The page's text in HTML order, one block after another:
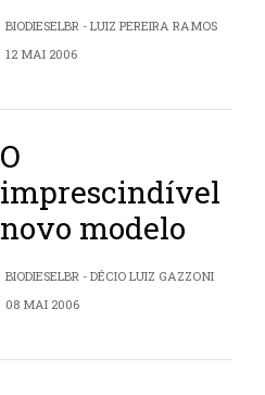
BIODIESELBR - LUIZ PEREIRA RAMOS
12 MAI 2006
O
imprescindível
novo modelo
BIODIESELBR - DÉCIO LUIZ GAZZONI
08 MAI 2006